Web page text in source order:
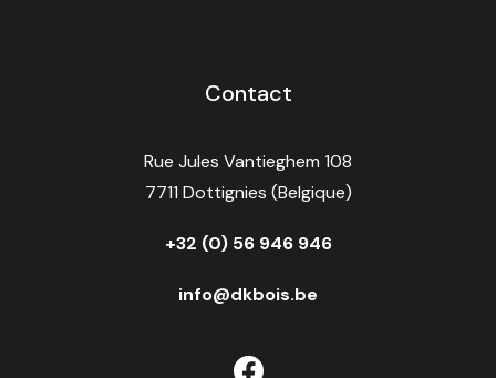
Contact
Rue Jules Vantieghem 108
7711 Dottignies (Belgique)
+32 (0) 56 946 946
info@dkbois.be